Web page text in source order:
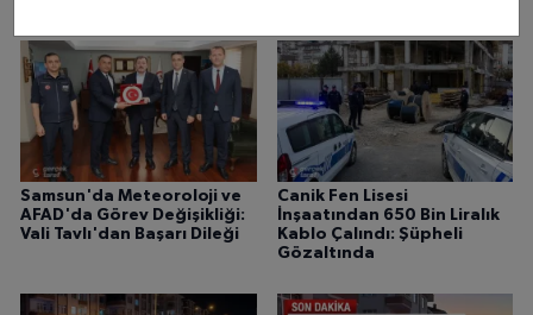
Samsun'da Meteoroloji ve
AFAD'da Görev Değişikliği:
Vali Tavlı'dan Başarı Dileği
Canik Fen Lisesi
İnşaatından 650 Bin Liralık
Kablo Çalındı: Şüpheli
Gözaltında